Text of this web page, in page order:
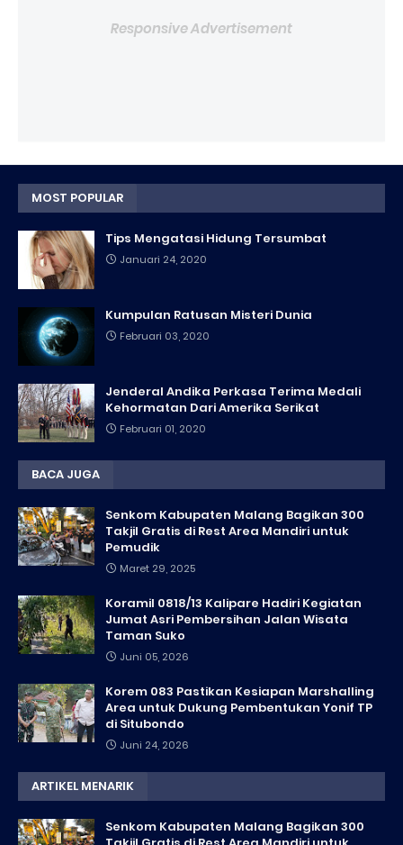
Responsive Advertisement
MOST POPULAR
Tips Mengatasi Hidung Tersumbat
Januari 24, 2020
Kumpulan Ratusan Misteri Dunia
Februari 03, 2020
Jenderal Andika Perkasa Terima Medali
Kehormatan Dari Amerika Serikat
Februari 01, 2020
BACA JUGA
Senkom Kabupaten Malang Bagikan 300
Takjil Gratis di Rest Area Mandiri untuk
Pemudik
Maret 29, 2025
Koramil 0818/13 Kalipare Hadiri Kegiatan
Jumat Asri Pembersihan Jalan Wisata
Taman Suko
Juni 05, 2026
Korem 083 Pastikan Kesiapan Marshalling
Area untuk Dukung Pembentukan Yonif TP
di Situbondo
Juni 24, 2026
ARTIKEL MENARIK
Senkom Kabupaten Malang Bagikan 300